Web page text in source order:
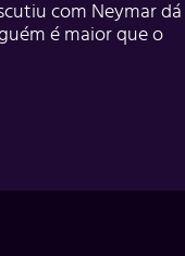
com Neymar dá
é maior que o